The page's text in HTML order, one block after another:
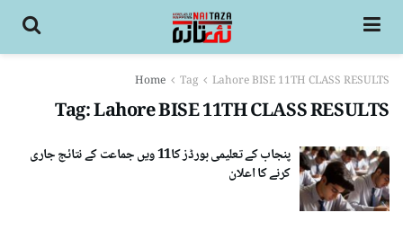
Home Tag Lahore BISE 11TH CLASS RESULTS
Tag:Lahore BISE 11TH CLASS RESULTS
پنجاب کے تعلیمی بورڈز کا11 ویں جماعت کے نتائج جاری
کرنے کا اعلان